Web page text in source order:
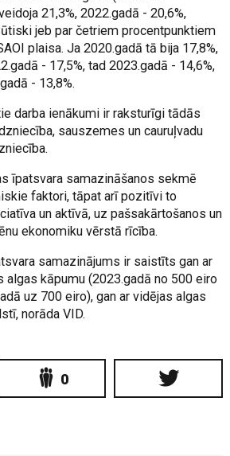
21,3%, 2022.gadā - 20,6%,
jeb par četriem procentpunktiem
plaisa. Ja 2020.gadā tā bija 17,8%,
- 17,5%, tad 2023.gadā - 14,6%,
- 13,8%.
darba ienākumi ir raksturīgi tādās
sauszemes un cauruļvadu
īpatsvara samazināšanos sekmē
faktori, tāpat arī pozitīvi to
un aktīvā, uz pašsakārtošanos un
ekonomiku vērstā rīcība.
samazinājums ir saistīts gan ar
algas kāpumu (2023.gadā no 500 eiro
uz 700 eiro), gan ar vidējas algas
norāda VID.
0